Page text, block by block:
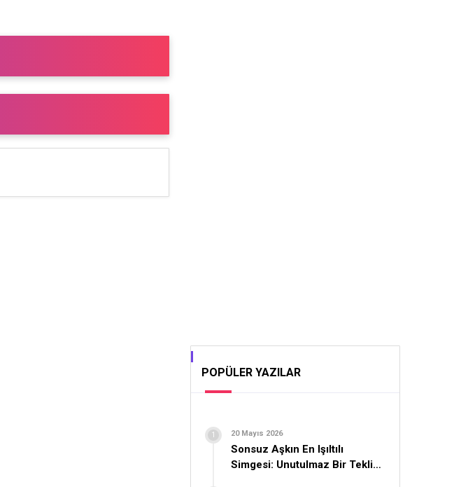
POPÜLER YAZILAR
20 Mayıs 2026
Sonsuz Aşkın En Işıltılı
Simgesi: Unutulmaz Bir Teklif